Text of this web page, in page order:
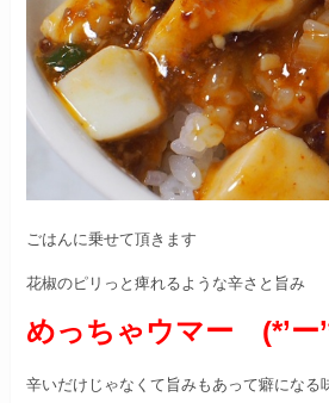
ごはんに乗せて頂きます
花椒のピリっと痺れるような辛さと旨み
めっちゃウマー (*’ー
辛いだけじゃなくて旨みもあって癖になる